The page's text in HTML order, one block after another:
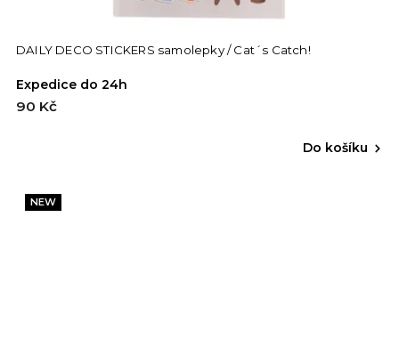
DAILY DECO STICKERS samolepky / Cat´s Catch!
Expedice do 24h
90 Kč
Do košíku
NEW